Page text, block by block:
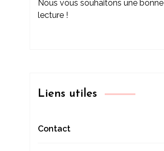
Nous vous souhaitons une bonne
lecture !
Liens utiles
Contact